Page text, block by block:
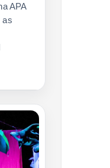
APA
as